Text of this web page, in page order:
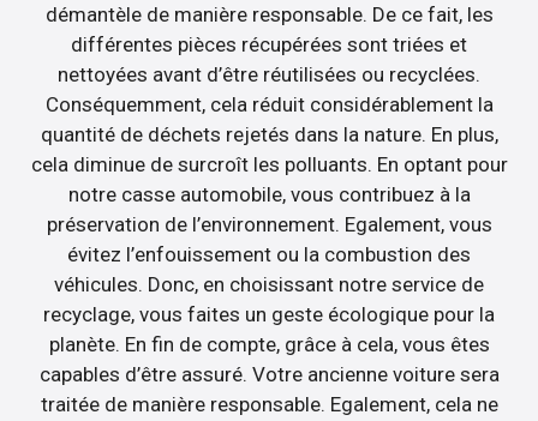
démantèle de manière responsable. De ce fait, les
différentes pièces récupérées sont triées et
nettoyées avant d’être réutilisées ou recyclées.
Conséquemment, cela réduit considérablement la
quantité de déchets rejetés dans la nature. En plus,
cela diminue de surcroît les polluants. En optant pour
notre casse automobile, vous contribuez à la
préservation de l’environnement. Egalement, vous
évitez l’enfouissement ou la combustion des
véhicules. Donc, en choisissant notre service de
recyclage, vous faites un geste écologique pour la
planète. En fin de compte, grâce à cela, vous êtes
capables d’être assuré. Votre ancienne voiture sera
traitée de manière responsable. Egalement, cela ne